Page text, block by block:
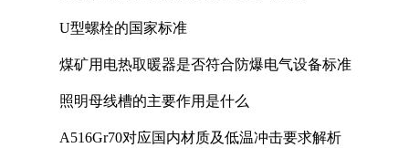
U型螺栓的国家标准
煤矿用电热取暖器是否符合防爆电气设备标准
照明母线槽的主要作用是什么
A516Gr70对应国内材质及低温冲击要求解析